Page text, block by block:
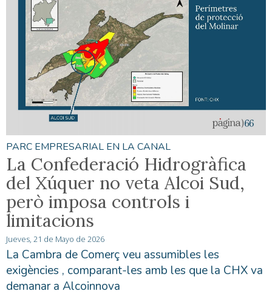
PARC EMPRESARIAL EN LA CANAL
La Confederació Hidrogràfica
del Xúquer no veta Alcoi Sud,
però imposa controls i
limitacions
Jueves, 21 de Mayo de 2026
La Cambra de Comerç veu assumibles les
exigències , comparant-les amb les que la CHX va
demanar a Alcoinnova